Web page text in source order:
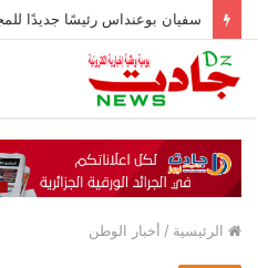
الرئيسية / أخبار الوطن